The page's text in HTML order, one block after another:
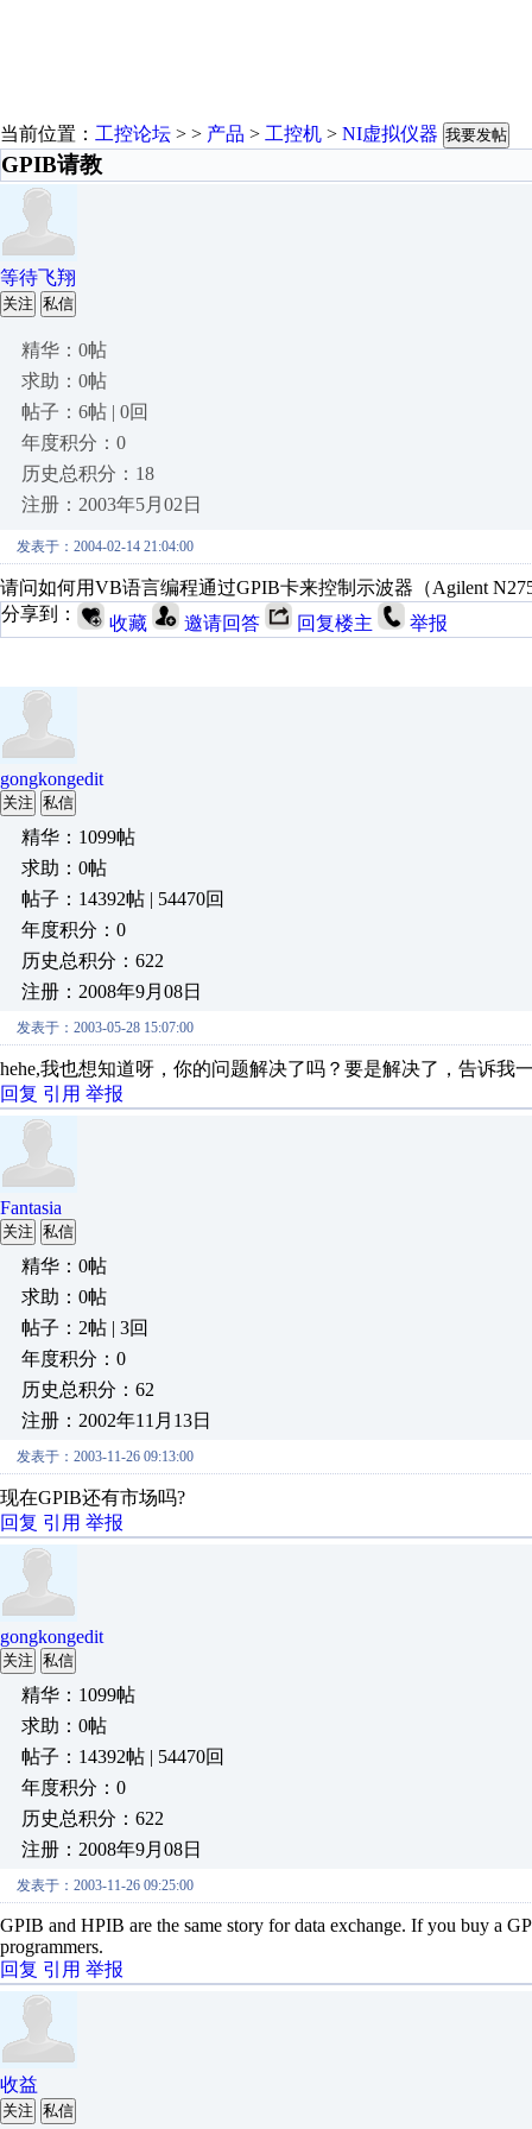
当前位置： 工控论坛 > > 产品 > 工控机 > NI虚拟仪器 我要发帖
GPIB请教
等待飞翔
关注 私信
精华：0帖
求助：0帖
帖子：6帖 | 0回
年度积分：0
历史总积分：18
注册：2003年5月02日
发表于：2004-02-14 21:04:00
请问如何用VB语言编程通过GPIB卡来控制示波器（Agilent
分享到：
收藏 邀请回答 回复楼主 举报
gongkongedit
关注 私信
精华：1099帖
求助：0帖
帖子：14392帖 | 54470回
年度积分：0
历史总积分：622
注册：2008年9月08日
发表于：2003-05-28 15:07:00
hehe,我也想知道呀，你的问题解决了吗？要是解决了，告诉我
回复 引用 举报
Fantasia
关注 私信
精华：0帖
求助：0帖
帖子：2帖 | 3回
年度积分：0
历史总积分：62
注册：2002年11月13日
发表于：2003-11-26 09:13:00
现在GPIB还有市场吗?
回复 引用 举报
gongkongedit
关注 私信
精华：1099帖
求助：0帖
帖子：14392帖 | 54470回
年度积分：0
历史总积分：622
注册：2008年9月08日
发表于：2003-11-26 09:25:00
GPIB and HPIB are the same story for data exchange. If you buy a
programmers.
回复 引用 举报
收益
关注 私信